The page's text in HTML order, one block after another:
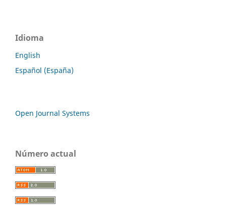
Idioma
English
Español (España)
Open Journal Systems
Número actual